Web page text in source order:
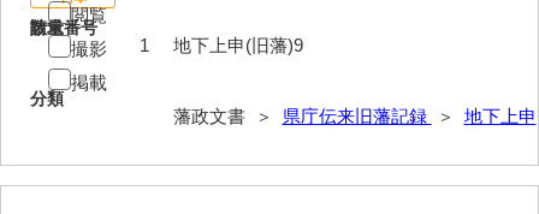
請求番号
地下上申(旧藩)9
分類
藩政文書 ＞ 県庁伝来旧藩記録 ＞ 地下上申
数量
1
閲覧
撮影
掲載